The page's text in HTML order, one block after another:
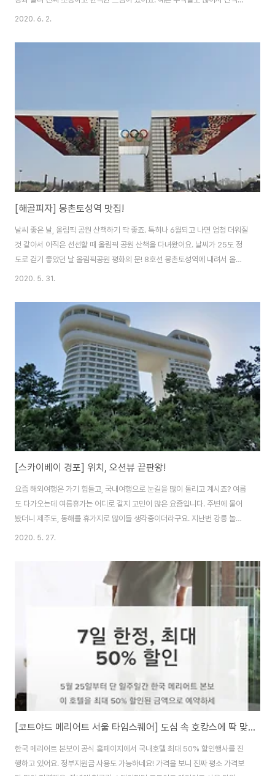
면서 집 구경하는 재미도 쏠쏠해요! 연희동과 직접적으로 연결되는 지하철역은
한 거리에요. 이번에 방문한 곳은 "CONHAS(콘하스)" 라고 하는 카페에요. 건
2020. 6. 2.
[해골피자] 몽촌토성역 맛집!
날씨 좋은 날, 올림픽 공원 산책하기 딱 좋죠. 특히나 6월되고 나면 엄청 더워질
것 같아서 아직은 선선할 때 올림픽 공원 산책을 다녀왔어요. 날씨가 25도 정
도로 걷기 좋았던 날 올림픽공원 평화의 문! 8호선 몽촌토성역에 내려서 올라
오면 바로 보여요. 날씨 좋은 날에 갔더니 더욱 푸릇푸릇! 코로나19 때문에 실
와서 피크닉 즐기는 사람들을 보고 다음엔 돗자리를 가져오리라 다짐을..! 배고
파서 점심을 어디서 먹을까 고민하다가 몽촌토성역과 한성백제역 사이 뒷쪽에
있는 해골피자에 다녀왔어요. 해골피자 내부 모습인데, 테이블은 4개정도로 규
모가 엄청 크진 않았지만 애매한 시간에 가서 사람은 많이 없었어요. 해골피자
의 상호명답게 해골로 인테리..
2020. 5. 31.
[스카이베이 경포] 위치, 오션뷰 끝판왕!
요즘 해외여행은 가기 힘들고, 국내여행으로 눈길을 많이 돌리고 계시죠? 여름
도 다가오는데 여름휴가는 어디로 갈지 고민이 많은 요즘입니다. 주변에 물어
봤더니 제주도, 동해를 휴가지로 많이들 생각중이더라구요. 지난번 강릉 놀러
갔을때 묵었던 호텔을 소개드릴까해요. 강릉에 골든튤립이나 씨마크, 세인트존
경포호텔! 호텔 어플 특가로 69,000원에 예약했어요. 처음 외관을 봤을때는
엇, 싱가폴의 마리나샌즈베이를 본딴건가? 이런생각이 들게 하는 배 모양의 디
자인입니다. 옥상에는 인피니티풀이 있는걸로 유명해요. 물론 저는 너무 추워
서 못갔습니다... 참고로 수영장 이용료는 별도입니다!디럭스룸을 예약했었는
2020. 5. 27.
[코트야드 메리어트 서울 타임스퀘어] 도심 속 호캉스에 딱 맞는 가성비 호텔!
한국 메리어트 본보이 공식 홈페이지에서 국내호텔 최대 50% 할인행사를 진
행하고 있어요. 정부지원금 사용도 가능하네요! 가격을 보니 진짜 평소 가격보